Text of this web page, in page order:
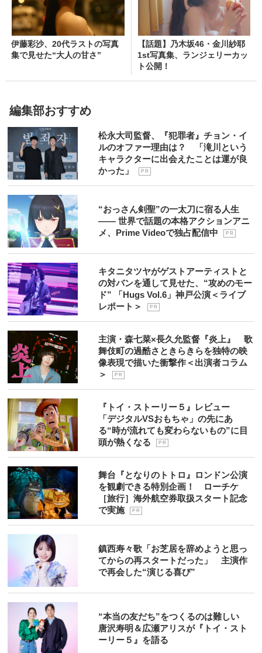
伊藤彩沙、20代ラストの写真
集で見せた“大人の甘さ”
【話題】乃木坂46・金川紗耶
1st写真集、ランジェリーカッ
ト公開！
編集部おすすめ
松永大司監督、『犯罪者』チョン・イ
ルのオファー理由は？ 「滝川という
キャラクターに出会えたことは運が良
かった」
P R
“おっさん剣聖”の一太刀に宿る人生
―― 世界で話題の本格アクションアニ
メ、Prime Videoで独占配信中
P R
キタニタツヤがゲストアーティストと
の対バンを通して見せた、“攻めのモー
ド” 「Hugs Vol.6」神戸公演＜ライブ
レポート＞
P R
主演・森七菜×長久允監督『炎上』 歌
舞伎町の過酷さときらきらを独特の映
像表現で描いた衝撃作＜出演者コラム
＞
P R
『トイ・ストーリー５』レビュー
「デジタルVSおもちゃ」の先にあ
る“時が流れても変わらないもの”に目
頭が熱くなる
P R
舞台『となりのトトロ』ロンドン公演
を観劇できる特別企画！ ローチケ
［旅行］海外航空券取扱スタート記念
で実施
P R
鎮西寿々歌「お芝居を辞めようと思っ
てからの再スタートだった」 主演作
で再会した“演じる喜び”
“本当の友だち”をつくるのは難しい
唐沢寿明＆広瀬アリスが『トイ・スト
ーリー５』を語る